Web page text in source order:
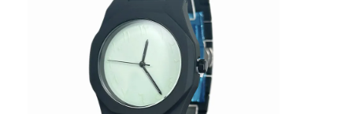
Reloj con correa de silicio
Reloj de cuarzo
Reloj de cuarzo para hombres